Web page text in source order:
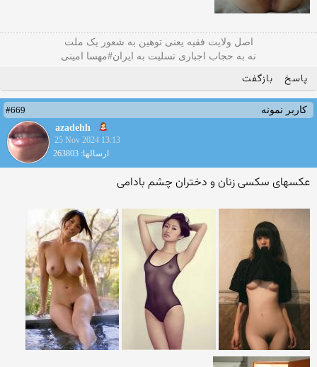
اصل ولایت فقیه یعنی‌ توهین به شعور یک ملت
نه به حجاب اجباری تسلیت به ایران#مهسا امینی
پاسخ بازگفت
کاربر نمونه
#669
azadehh
25 Nov 2024 13:13
ارسالها: 263803
عکسهای سکسی زنان و دختران چشم بادامی